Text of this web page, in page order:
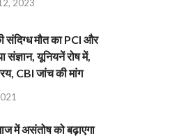
2023
संदिग्ध मौत का PCI और
संज्ञान, यूनियनें रोष में,
CBI जांच की मांग
में असंतोष को बढ़ाएगा